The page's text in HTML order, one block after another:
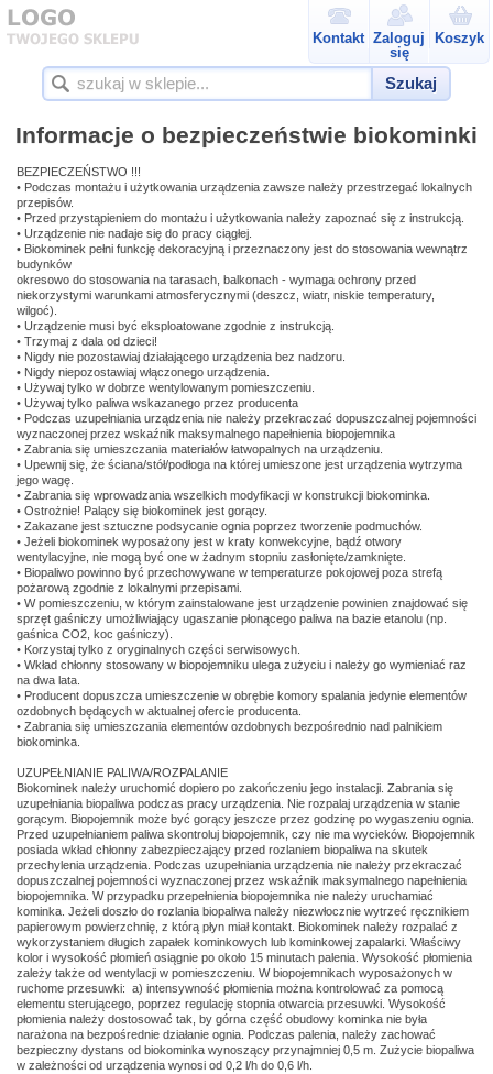
Kontakt Zaloguj
się
Koszyk
Szukaj
Informacje o bezpieczeństwie biokominki
BEZPIECZEŃSTWO !!!
• Podczas montażu i użytkowania urządzenia zawsze należy przestrzegać lokalnych
przepisów.
• Przed przystąpieniem do montażu i użytkowania należy zapoznać się z instrukcją.
• Urządzenie nie nadaje się do pracy ciągłej.
• Biokominek pełni funkcję dekoracyjną i przeznaczony jest do stosowania wewnątrz
budynków
okresowo do stosowania na tarasach, balkonach - wymaga ochrony przed
niekorzystymi warunkami atmosferycznymi (deszcz, wiatr, niskie temperatury,
wilgoć).
• Urządzenie musi być eksploatowane zgodnie z instrukcją.
• Trzymaj z dala od dzieci!
• Nigdy nie pozostawiaj działającego urządzenia bez nadzoru.
• Nigdy niepozostawiaj włączonego urządzenia.
• Używaj tylko w dobrze wentylowanym pomieszczeniu.
• Używaj tylko paliwa wskazanego przez producenta
• Podczas uzupełniania urządzenia nie należy przekraczać dopuszczalnej pojemności
wyznaczonej przez wskaźnik maksymalnego napełnienia biopojemnika
• Zabrania się umieszczania materiałów łatwopalnych na urządzeniu.
• Upewnij się, że ściana/stół/podłoga na której umieszone jest urządzenia wytrzyma
jego wagę.
• Zabrania się wprowadzania wszelkich modyfikacji w konstrukcji biokominka.
• Ostrożnie! Palący się biokominek jest gorący.
• Zakazane jest sztuczne podsycanie ognia poprzez tworzenie podmuchów.
• Jeżeli biokominek wyposażony jest w kraty konwekcyjne, bądź otwory
wentylacyjne, nie mogą być one w żadnym stopniu zasłonięte/zamknięte.
• Biopaliwo powinno być przechowywane w temperaturze pokojowej poza strefą
pożarową zgodnie z lokalnymi przepisami.
• W pomieszczeniu, w którym zainstalowane jest urządzenie powinien znajdować się
sprzęt gaśniczy umożliwiający ugaszanie płonącego paliwa na bazie etanolu (np.
gaśnica CO2, koc gaśniczy).
• Korzystaj tylko z oryginalnych części serwisowych.
• Wkład chłonny stosowany w biopojemniku ulega zużyciu i należy go wymieniać raz
na dwa lata.
• Producent dopuszcza umieszczenie w obrębie komory spalania jedynie elementów
ozdobnych będących w aktualnej ofercie producenta.
• Zabrania się umieszczania elementów ozdobnych bezpośrednio nad palnikiem
biokominka.
UZUPEŁNIANIE PALIWA/ROZPALANIE
Biokominek należy uruchomić dopiero po zakończeniu jego instalacji. Zabrania się
uzupełniania biopaliwa podczas pracy urządzenia. Nie rozpalaj urządzenia w stanie
gorącym. Biopojemnik może być gorący jeszcze przez godzinę po wygaszeniu ognia.
Przed uzupełnianiem paliwa skontroluj biopojemnik, czy nie ma wycieków. Biopojemnik
posiada wkład chłonny zabezpieczający przed rozlaniem biopaliwa na skutek
przechylenia urządzenia. Podczas uzupełniania urządzenia nie należy przekraczać
dopuszczalnej pojemności wyznaczonej przez wskaźnik maksymalnego napełnienia
biopojemnika. W przypadku przepełnienia biopojemnika nie należy uruchamiać
kominka. Jeżeli doszło do rozlania biopaliwa należy niezwłocznie wytrzeć ręcznikiem
papierowym powierzchnię, z którą płyn miał kontakt. Biokominek należy rozpalać z
wykorzystaniem długich zapałek kominkowych lub kominkowej zapalarki. Właściwy
kolor i wysokość płomień osiągnie po około 15 minutach palenia. Wysokość płomienia
zależy także od wentylacji w pomieszczeniu. W biopojemnikach wyposażonych w
ruchome przesuwki: a) intensywność płomienia można kontrolować za pomocą
elementu sterującego, poprzez regulację stopnia otwarcia przesuwki. Wysokość
płomienia należy dostosować tak, by górna część obudowy kominka nie była
narażona na bezpośrednie działanie ognia. Podczas palenia, należy zachować
bezpieczny dystans od biokominka wynoszący przynajmniej 0,5 m. Zużycie biopaliwa
w zależności od urządzenia wynosi od 0,2 l/h do 0,6 l/h.